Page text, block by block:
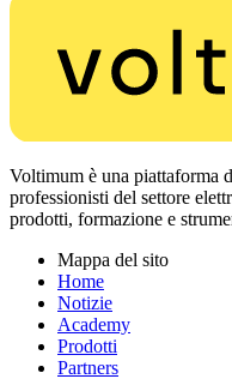
Voltimum è una piattaforma
professionisti del settore
prodotti, formazione e
Mappa del sito
Home
Notizie
Academy
Prodotti
Partners